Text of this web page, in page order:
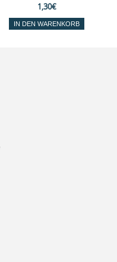
1,30€
IN DEN WARENKORB